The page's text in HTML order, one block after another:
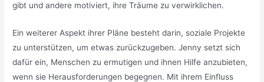
gibt und andere motiviert, ihre Träume zu verwirklichen.
Ein weiterer Aspekt ihrer Pläne besteht darin, soziale Projekte
zu unterstützen, um etwas zurückzugeben. Jenny setzt sich
dafür ein, Menschen zu ermutigen und ihnen Hilfe anzubieten,
wenn sie Herausforderungen begegnen. Mit ihrem Einfluss